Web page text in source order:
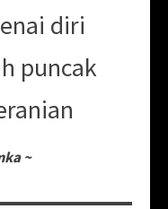
diri
puncak
~